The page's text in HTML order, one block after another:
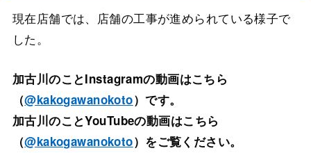
現在店舗では、店舗の工事が進められている様子で
した。
加古川のことInstagramの動画はこちら
（@kakogawanokoto）です。
加古川のことYouTubeの動画はこちら
（@kakogawanokoto）をご覧ください。